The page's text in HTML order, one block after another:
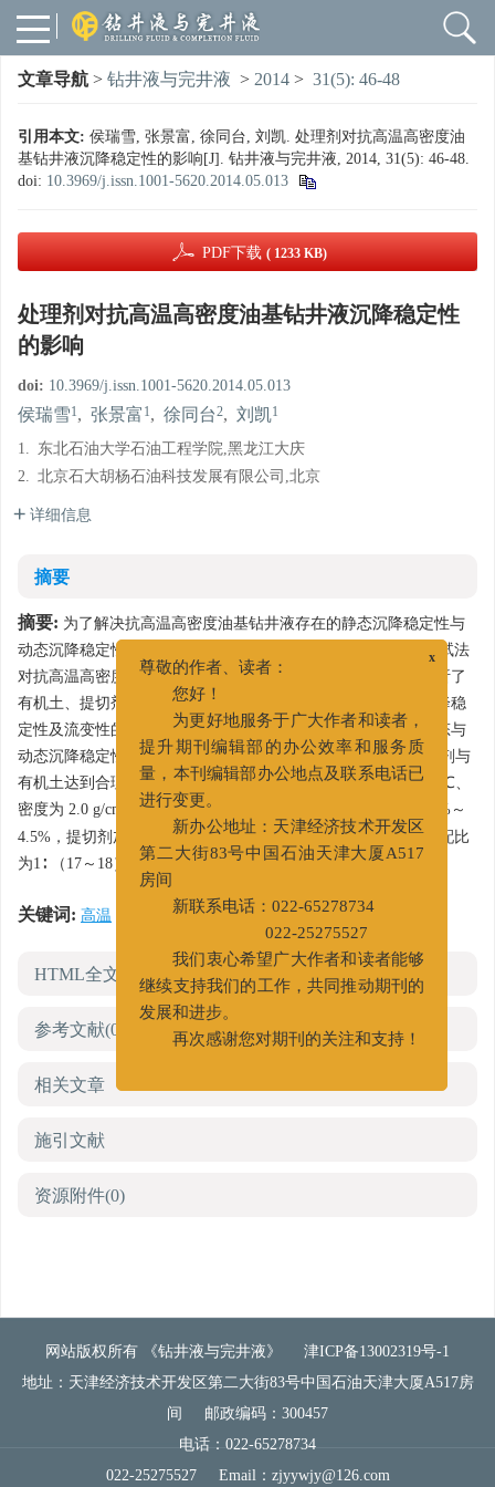
文章导航 > 钻井液与完井液 > 2014 > 31(5): 46-48
引用本文: 侯瑞雪, 张景富, 徐同台, 刘凯. 处理剂对抗高温高密度油
基钻井液沉降稳定性的影响[J]. 钻井液与完井液, 2014, 31(5): 46-48.
doi: 10.3969/j.issn.1001-5620.2014.05.013
PDF下载 ( 1233 KB)
处理剂对抗高温高密度油基钻井液沉降稳定性
的影响
doi: 10.3969/j.issn.1001-5620.2014.05.013
侯瑞雪1, 张景富 1, 徐同台2, 刘凯1
1. 东北石油大学石油工程学院,黑龙江大庆
2. 北京石大胡杨石油科技发展有限公司,北京
详细信息
摘要
摘要: 为了解决抗高温高密度油基钻井液存在的静态沉降稳定性与
动态沉降稳定性难以控制的技术难题，采用改进的VST 沉降测试法
对抗高温高密度油基钻井液的动态沉降稳定性进行了测量，分析了
有机土、提切剂、润湿剂以及提切剂与有机土配比对钻井液沉降稳
定性及流变性的影响。结果表明，有机土加量越大，钻井液静态与
动态沉降稳定性越好，密度差越小，但钻井液黏度越高； 提切剂与
有机土达到合理配比时，可以提高钻井液沉降稳定性； 抗 200 ℃、
密度为 2.0 g/cm
全油基钻井液优化配方为 ：有机土加量为 3.5%～
4.5%，提切剂加量为 0.25%～0.3%，提切剂与有机土加量最佳配比
为1∶ （17～18），润湿剂加量为 2.5%。
关键词: 高温 高密度/ 油基钻井液 / 沉降稳定性
HTML全文
参考文献(0)
相关文章
施引文献
资源附件(0)
网站版权所有 《钻井液与完井液》
津ICP备13002319号-1
地址：天津经济技术开发区第二大街83号中国石油天津大厦A517房
间
邮政编码：300457
电话：022-65278734
022-25275527
Email： zjyywjy@126.com
x
尊敬的作者、读者：
您好！
为更好地服务于广大作者和读者，
提升期刊编辑部的办公效率和服务质
量，本刊编辑部办公地点及联系电话已
进行变更。
新办公地址：天津经济技术开发区
第二大街83号中国石油天津大厦A517
房间
新联系电话：022-65278734
022-25275527
我们衷心希望广大作者和读者能够
继续支持我们的工作，共同推动期刊的
发展和进步。
再次感谢您对期刊的关注和支持！